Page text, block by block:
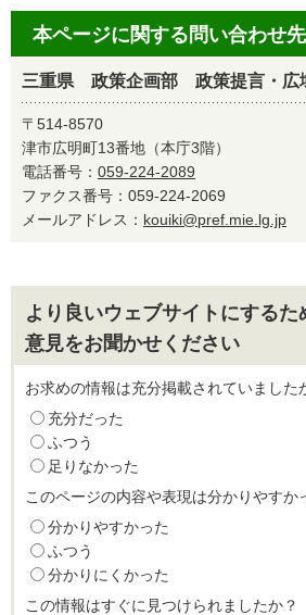
本ページに関する問い合わせ先
三重県 政策企画部 政策提言・広
〒514-8570
津市広明町13番地（本庁3階）
電話番号： 059-224-2089
ファクス番号：059-224-2069
メールアドレス： kouiki@pref.mie.lg.jp
より良いウェブサイトにする
意見をお聞かせください
お求めの情報は充分掲載されていました
充分だった
ふつう
足りなかった
このページの内容や表現は分かりやすか
分かりやすかった
ふつう
分かりにくかった
この情報はすぐに見つけられましたか？